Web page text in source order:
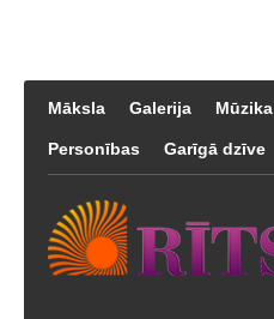
Māksla Galerija Mūzika
Personības Garīgā dzīve